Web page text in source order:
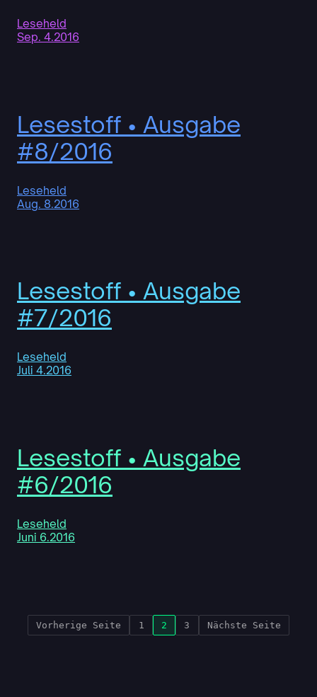
Leseheld
Sep. 4.2016
Lesestoff • Ausgabe
#8/2016
Leseheld
Aug. 8.2016
Lesestoff • Ausgabe
#7/2016
Leseheld
Juli 4.2016
Lesestoff • Ausgabe
#6/2016
Leseheld
Juni 6.2016
Vorherige Seite 1 2 3 Nächste Seite